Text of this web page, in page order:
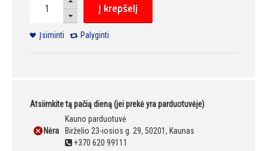
Į krepšelį
Įsiminti Palyginti
Atsiimkite tą pačią dieną (jei prekė yra parduotuvėje)
Nėra
Kauno parduotuvė
Birželio 23-iosios g. 29, 50201, Kaunas
+370 620 99111